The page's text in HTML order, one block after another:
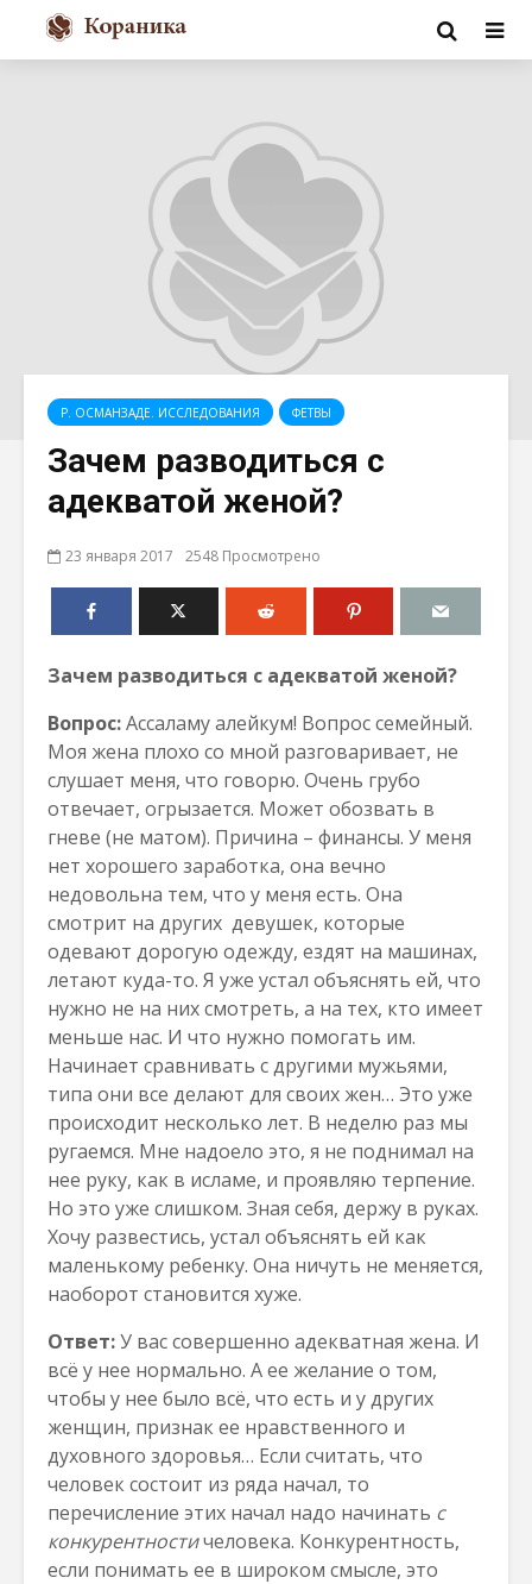
Р. ОСМАНЗАДЕ. ИССЛЕДОВАНИЯ ФЕТВЫ
Зачем разводиться с
адекватой женой?
23 января 2017 2548 Просмотрено
Зачем разводиться с адекватой женой?
Вопрос:Ассаламу алейкум! Вопрос семейный.
Моя жена плохо со мной разговаривает, не
слушает меня, что говорю. Очень грубо
отвечает, огрызается. Может обозвать в
гневе (не матом). Причина – финансы. У меня
нет хорошего заработка, она вечно
недовольна тем, что у меня есть. Она
смотрит на других девушек, которые
одевают дорогую одежду, ездят на машинах,
летают куда-то. Я уже устал объяснять ей, что
нужно не на них смотреть, а на тех, кто имеет
меньше нас. И что нужно помогать им.
Начинает сравнивать с другими мужьями,
типа они все делают для своих жен… Это уже
происходит несколько лет. В неделю раз мы
ругаемся. Мне надоело это, я не поднимал на
нее руку, как в исламе, и проявляю терпение.
Но это уже слишком. Зная себя, держу в руках.
Хочу развестись, устал объяснять ей как
маленькому ребенку. Она ничуть не меняется,
наоборот становится хуже.
Ответ:У вас совершенно адекватная жена. И
всё у нее нормально. А ее желание о том,
чтобы у нее было всё, что есть и у других
женщин, признак ее нравственного и
духовного здоровья… Если считать, что
человек состоит из ряда начал, то
перечисление этих начал надо начинать с
конкурентностичеловека. Конкурентность,
если понимать ее в широком смысле, это